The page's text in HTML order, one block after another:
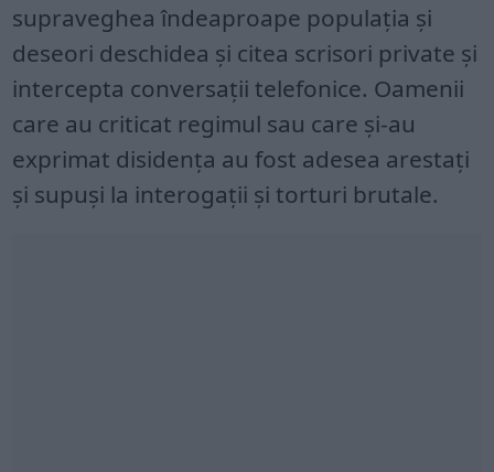
supraveghea îndeaproape populația și
deseori deschidea și citea scrisori private și
intercepta conversații telefonice. Oamenii
care au criticat regimul sau care și-au
exprimat disidența au fost adesea arestați
și supuși la interogații și torturi brutale.